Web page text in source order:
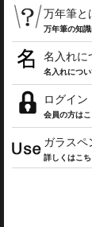
万年筆と
万年筆の知
名入れに
名入れにつ
ログイン
会員の方は
ガラスペ
詳しくはこ